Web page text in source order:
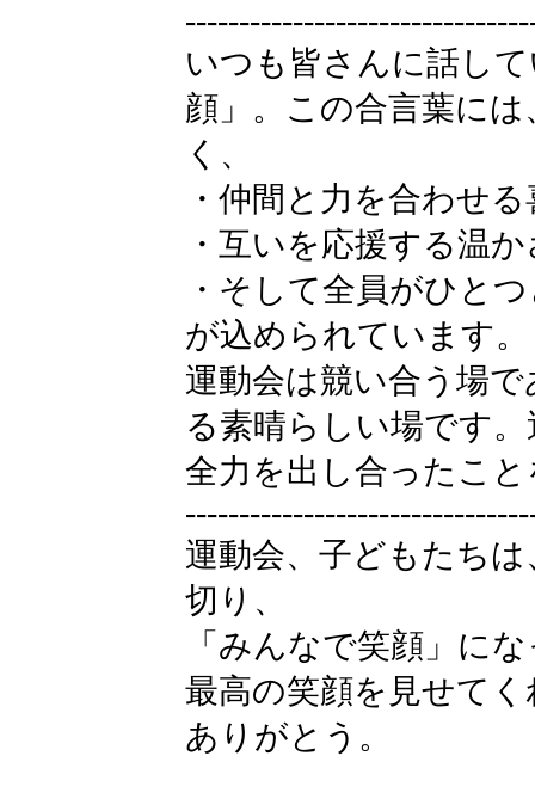
いつも皆さんに話し
顔」。この合言葉に
く、
・仲間と力を合わせ
・互いを応援する温か
・そして全員がひと
が込められています。
運動会は競い合う場
る素晴らしい場です
全力を出し合ったこ
運動会、子どもたち
切り、
「みんなで笑顔」に
最高の笑顔を見せて
ありがとう。